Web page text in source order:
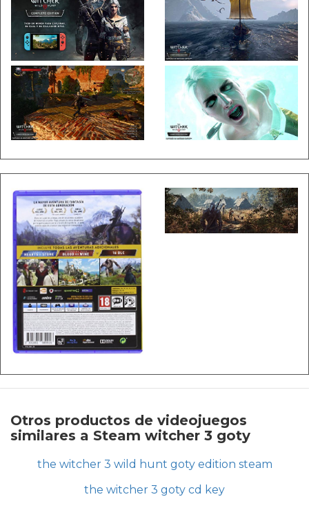
Otros productos de videojuegos
similares a Steam witcher 3 goty
the witcher 3 wild hunt goty edition steam
the witcher 3 goty cd key